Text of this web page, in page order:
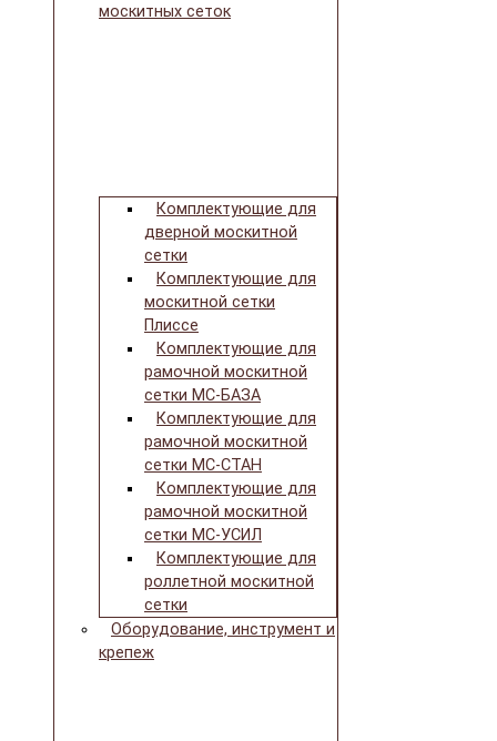
москитных сеток
Комплектующие для
дверной москитной
сетки
Комплектующие для
москитной сетки
Плиссе
Комплектующие для
рамочной москитной
сетки МС-БАЗА
Комплектующие для
рамочной москитной
сетки МС-СТАН
Комплектующие для
рамочной москитной
сетки МС-УСИЛ
Комплектующие для
роллетной москитной
сетки
Оборудование, инструмент и
крепеж